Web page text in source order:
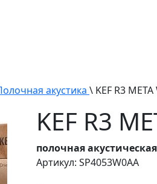
акустика \ KEF R3
KEF R3
полочная
Артикул: SP4053W0AA